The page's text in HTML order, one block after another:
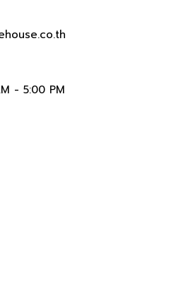
- 5:00 PM